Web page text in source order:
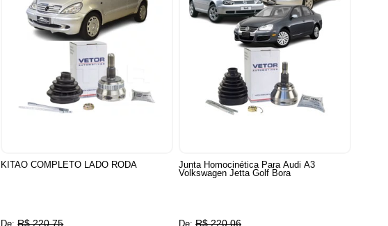
KITAO COMPLETO LADO RODA
De: R$ 220,75
Junta Homocinética Para Audi A3
Volkswagen Jetta Golf Bora
De: R$ 220,06